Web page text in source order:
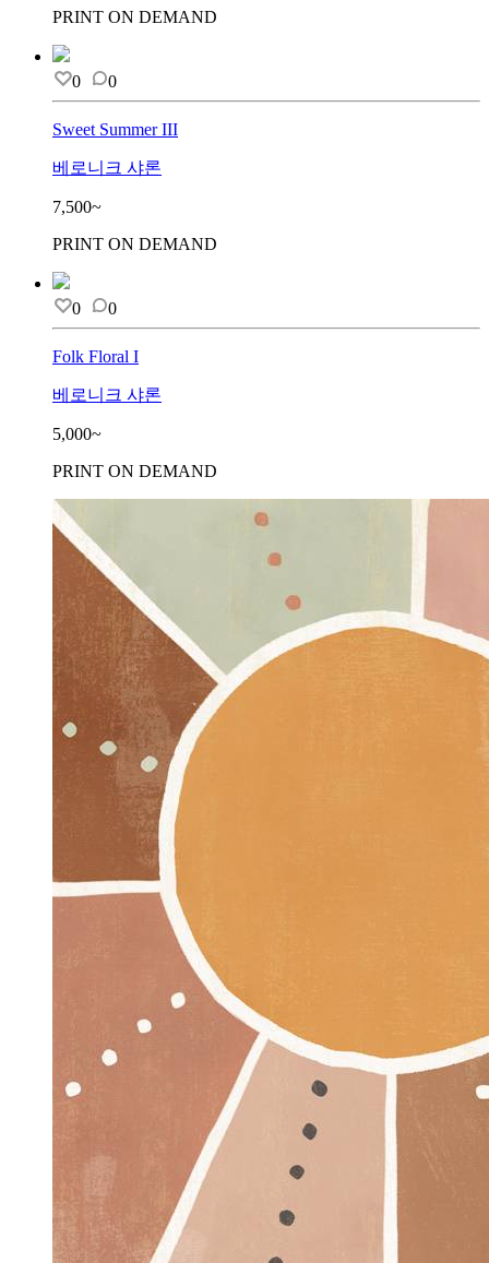
PRINT ON DEMAND
0 0
Sweet Summer III
베로니크 샤론
7,500~
PRINT ON DEMAND
0 0
Folk Floral I
베로니크 샤론
5,000~
PRINT ON DEMAND